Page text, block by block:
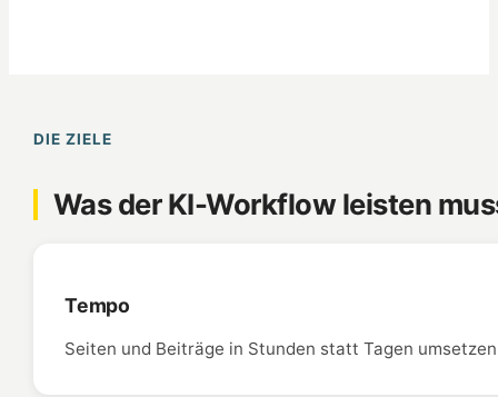
DIE ZIELE
Was der KI-Workflow leisten
Tempo
Seiten und Beiträge in Stunden statt Tagen